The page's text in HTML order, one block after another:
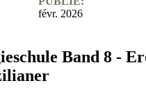
févr. 2026
Band 8 -